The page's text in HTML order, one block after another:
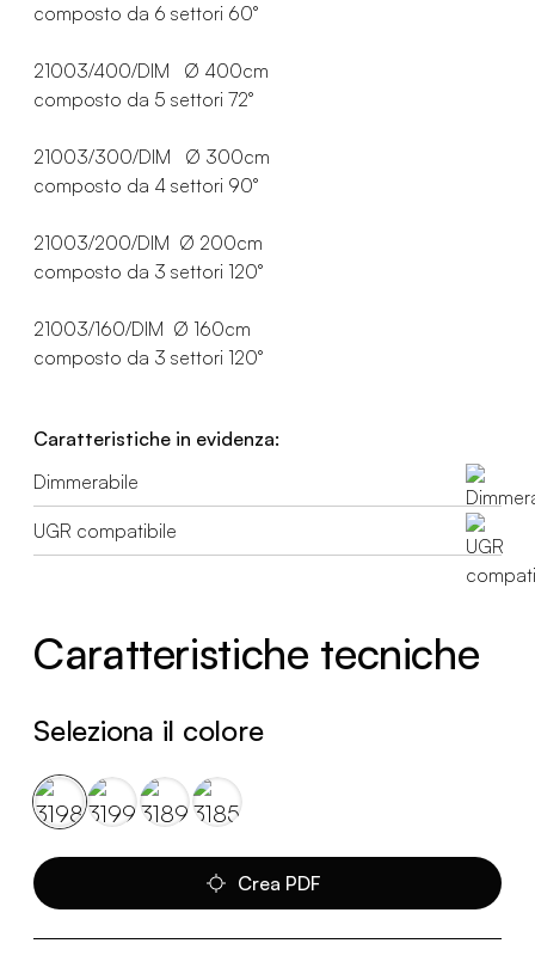
composto da 6 settori 60°
21003/400/DIM Ø 400cm
composto da 5 settori 72°
21003/300/DIM Ø 300cm
composto da 4 settori 90°
21003/200/DIM Ø 200cm
composto da 3 settori 120°
21003/160/DIM Ø 160cm
composto da 3 settori 120°
Caratteristiche in evidenza:
Dimmerabile
UGR compatibile
Caratteristiche tecniche
Seleziona il colore
Crea PDF